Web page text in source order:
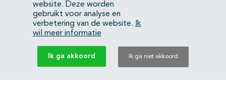
YouTubeLinkedIn
KvK Federatie Medisch Specialisten:40483480
Privacyverklaring
website. Deze worden
gebruikt voor analyse en
verbetering van de website.
Ik
wil meer informatie
Ik ga akkoord Ik ga niet akkoord